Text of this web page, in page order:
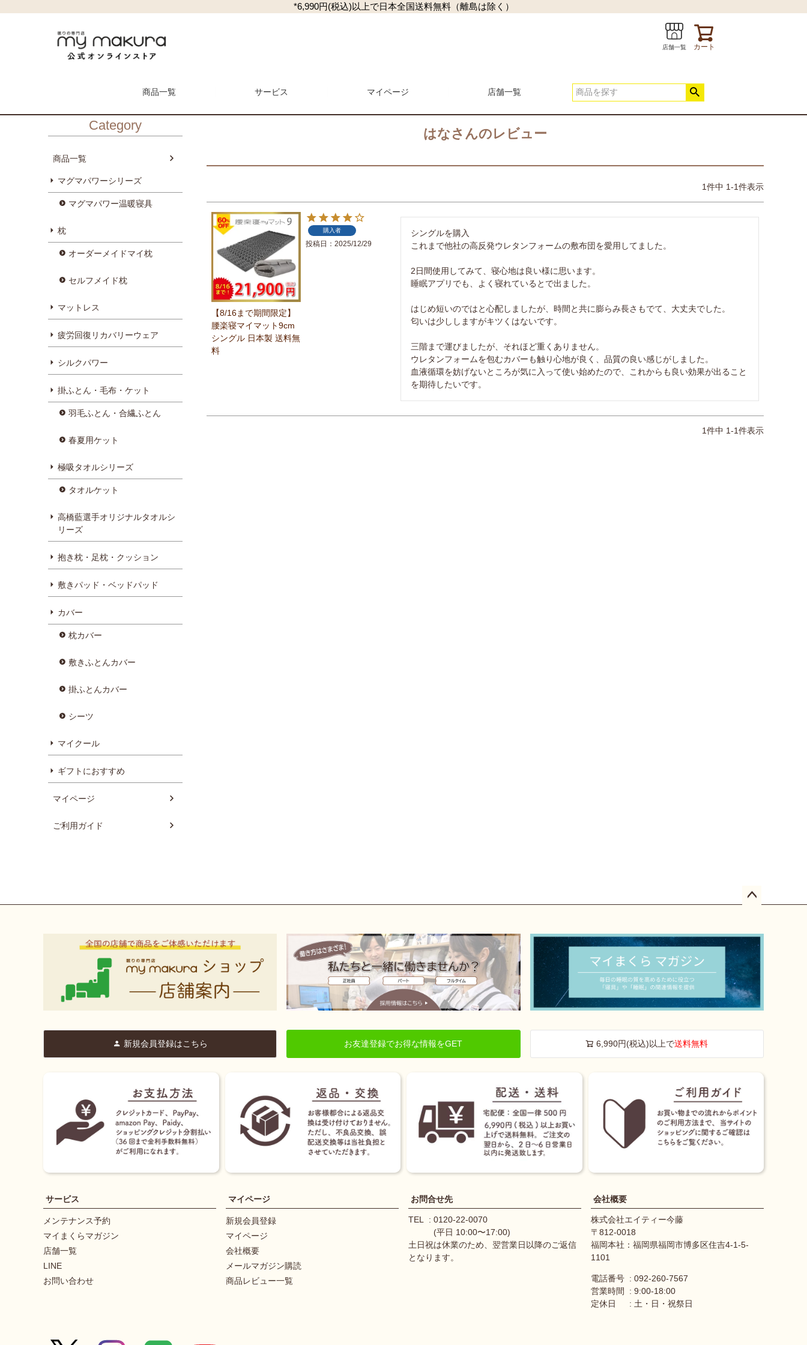
*6,990円(税込)以上で日本全国送料無料（離島は除く）
店舗一覧 カート
商品一覧
マットレス・敷き布団 抱き枕・クッション 春夏快適寝具
サービス
メンテナンス予約
マイページ 店舗一覧
検索
Category
商品一覧
マグマパワーシリーズ
マグマパワー温暖寝具
枕
オーダーメイドマイ枕
セルフメイド枕
マットレス
疲労回復リカバリーウェア
シルクパワー
掛ふとん・毛布・ケット
羽毛ふとん・合繊ふとん
春夏用ケット
極吸タオルシリーズ
タオルケット
高橋藍選手オリジナルタオルシ
リーズ
抱き枕・足枕・クッション
敷きパッド・ベッドパッド
カバー
枕カバー
敷きふとんカバー
掛ふとんカバー
シーツ
マイクール
ギフトにおすすめ
マイページ
ご利用ガイド
はなさんのレビュー
1件中 1-1件表示
【8/16まで期間限定】
腰楽寝マイマット9cm
シングル 日本製 送料無
料
購入者
投稿日 2025/12/29
シングルを購入
これまで他社の高反発ウレタンフォームの敷布団を愛用してました。
2日間使用してみて、寝心地は良い様に思います。
睡眠アプリでも、よく寝れているとで出ました。
はじめ短いのではと心配しましたが、時間と共に膨らみ長さもでて、大丈夫でした。
匂いは少ししますがキツくはないです。
三階まで運びましたが、それほど重くありません。
ウレタンフォームを包むカバーも触り心地が良く、品質の良い感じがしました。
血液循環を妨げないところが気に入って使い始めたので、これからも良い効果が出ること
を期待したいです。
1件中 1-1件表示
ップ
新規会員登録はこちら お友達登録でお得な情報をGET 6,990円(税込)以上で送料無料
サービス
メンテナンス予約
マイまくらマガジン
店舗一覧
LINE
お問い合わせ
マイページ
新規会員登録
マイページ
会社概要
メールマガジン購読
商品レビュー一覧
お問合せ先
TEL
0120-22-0070
(平日 10:00〜17:00)
土日祝は休業のため、翌営業日以降のご返信
となります。
会社概要
株式会社エイティー今藤
812-0018
福岡本社：福岡県福岡市博多区住吉4-1-5-
1101
電話番号
092-260-7567
営業時間
9:00-18:00
定休日
土・日・祝祭日